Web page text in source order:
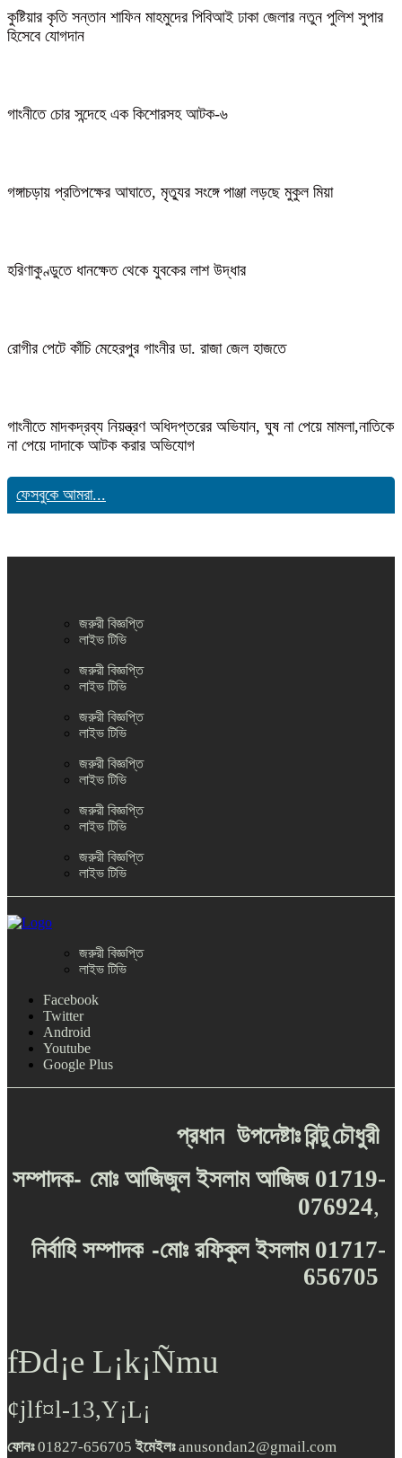
কুষ্টিয়ার কৃতি সন্তান শাফিন মাহমুদের পিবিআই ঢাকা জেলার নতুন পুলিশ সুপার
হিসেবে যোগদান
গাংনীতে চোর সন্দেহে এক কিশোরসহ আটক-৬
গঙ্গাচড়ায় প্রতিপক্ষের আঘাতে, মৃত্যুর সংঙ্গে পাঞ্জা লড়ছে মুকুল মিয়া
হরিণাকুণ্ডুতে ধানক্ষেত থেকে যুবকের লাশ উদ্ধার
রোগীর পেটে কাঁচি মেহেরপুর গাংনীর ডা. রাজা জেল হাজতে
গাংনীতে মাদকদ্রব্য নিয়ন্ত্রণ অধিদপ্তরের অভিযান, ঘুষ না পেয়ে মামলা,নাতিকে
না পেয়ে দাদাকে আটক করার অভিযোগ
ফেসবুকে আমরা...
জরুরী বিজ্ঞপ্তি
লাইভ টিভি
জরুরী বিজ্ঞপ্তি
লাইভ টিভি
জরুরী বিজ্ঞপ্তি
লাইভ টিভি
জরুরী বিজ্ঞপ্তি
লাইভ টিভি
জরুরী বিজ্ঞপ্তি
লাইভ টিভি
জরুরী বিজ্ঞপ্তি
লাইভ টিভি
জরুরী বিজ্ঞপ্তি
লাইভ টিভি
Facebook
Twitter
Android
Youtube
Google Plus
প্রধান উপদেষ্টাঃরিন্টুচৌধুরী
সম্পাদক- মোঃ আজিজুল ইসলাম আজিজ 01719-
076924,
নির্বাহি সম্পাদক -মোঃ রফিকুল ইসলাম 01717-
656705
fÐd¡e L¡k¡Ñmu
¢jlf¤l-13,Y¡L¡
ফোনঃ01827-656705ইমেইলঃanusondan2@gmail.com